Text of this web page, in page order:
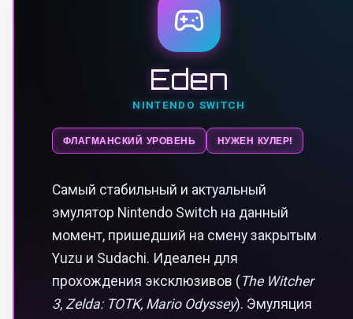
Eden
NINTENDO SWITCH
ФЛАГМАНСКИЙ УРОВЕНЬ НУЖЕН КУЛЕР!
Самый стабильный и актуальный
эмулятор Nintendo Switch на данный
момент, пришедший на смену закрытым
Yuzu и Sudachi. Идеален для
прохождения эксклюзивов ( The Witcher
3, Zelda: TOTK, Mario Odyssey). Эмуляция